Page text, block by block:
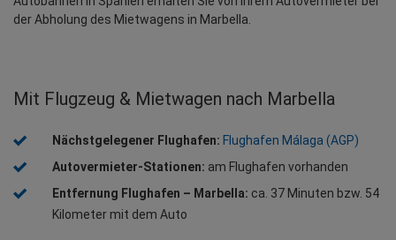
der Abholung des Mietwagens in Marbella.
Mit Flugzeug & Mietwagen nach Marbella
Nächstgelegener Flughafen: Flughafen Málaga (AGP)
Autovermieter-Stationen: am Flughafen vorhanden
Entfernung Flughafen – Marbella: ca. 37 Minuten bzw. 54
Kilometer mit dem Auto